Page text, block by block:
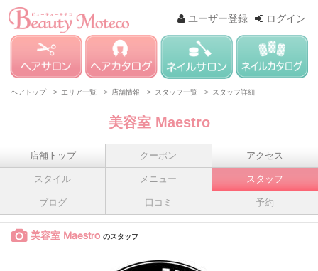
ログイン
ユーザー登録
ヘアトップ > エリア一覧 > 店舗情報 > スタッフ一覧 > スタッフ詳細
美容室 Maestro
店舗トップ クーポン アクセス
スタイル メニュー スタッフ
ブログ 口コミ 予約
美容室 Maestro のスタッフ